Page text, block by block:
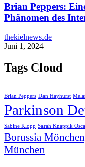
Brian Peppers:
Phänomen des
thekielnews.de
Juni 1, 2024
Tags Cloud
Brian Peppers Dan Hayhurst
Parkinson
Sabine Klopp Sarah Knappik
Borussia
München